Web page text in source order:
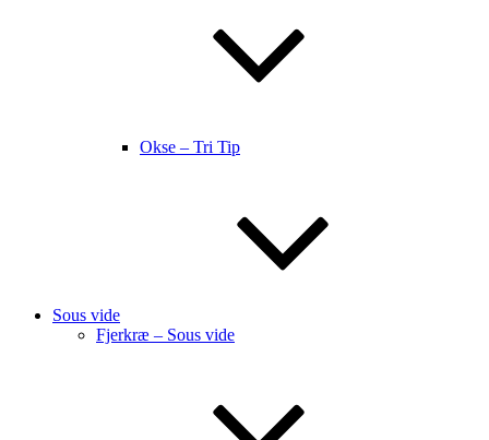
Okse – Tri Tip
Sous vide
Fjerkræ – Sous vide